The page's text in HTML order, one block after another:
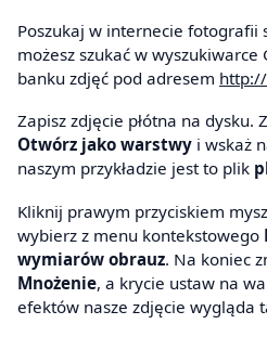
Poszukaj w internecie fotografii
możesz szukać w
banku zdjęć pod adresem
Zapisz zdjęcie płótna na dysku.
Otwórz jako warstwy i wskaż
naszym przykładzie jest to plik
Kliknij prawym przyciskiem
wybierz z menu kontekstowego
wymiarów obrauz. Na koniec
Mnożenie, a krycie ustaw na
efektów nasze zdjęcie wygląda